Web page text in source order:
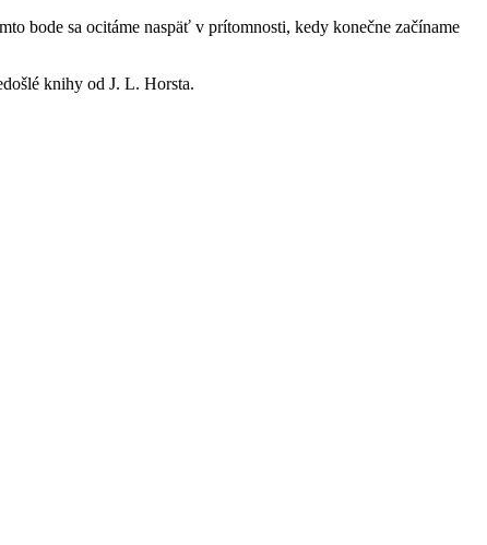
bode sa ocitáme naspäť v prítomnosti, kedy konečne začíname
knihy od J. L. Horsta.